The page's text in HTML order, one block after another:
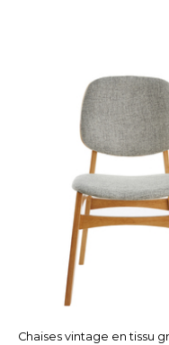
Chaises vintage en tissu